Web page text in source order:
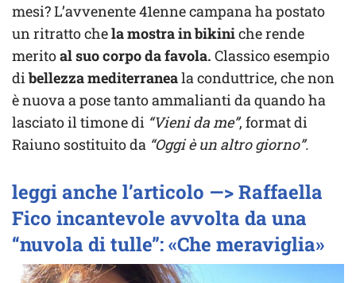
mesi? L’avvenente 41enne campana ha postato
un ritratto chela mostra in bikiniche rende
meritoal suo corpo da favola. Classico esempio
dibellezza mediterraneala conduttrice, che non
è nuova a pose tanto ammalianti da quando ha
lasciato il timone di “Vieni da me”, format di
Raiuno sostituito da “Oggi è un altro giorno”.
leggi anche l’articolo —> Raffaella
Fico incantevole avvolta da una
“nuvola di tulle”: «Che meraviglia»